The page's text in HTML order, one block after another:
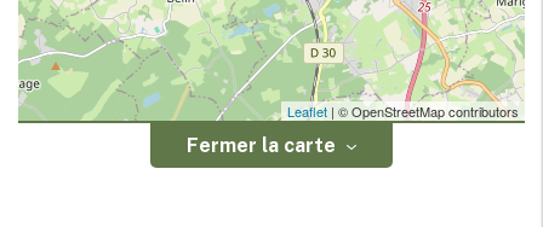
Leaflet | © OpenStreetMap contributors
Fermer la carte